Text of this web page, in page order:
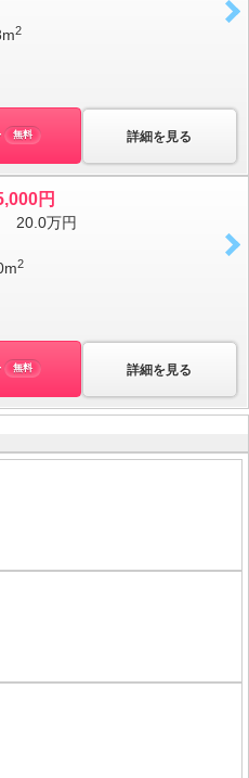
2
詳細を見る
無料
円
20.0万円
2
詳細を見る
無料